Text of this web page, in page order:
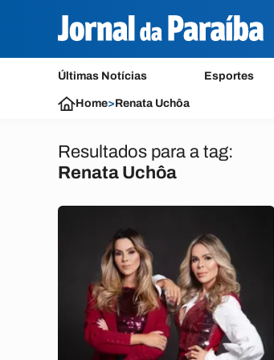
Últimas Notícias Esportes
Home>Renata Uchôa
Resultados para a tag:
Renata Uchôa